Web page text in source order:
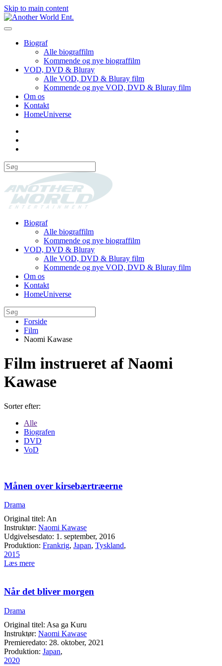
Skip to main content
Biograf
Alle biograffilm
Kommende og nye biograffilm
VOD, DVD & Bluray
Alle VOD, DVD & Bluray film
Kommende og nye VOD, DVD & Bluray film
Om os
Kontakt
HomeUniverse
Biograf
Alle biograffilm
Kommende og nye biograffilm
VOD, DVD & Bluray
Alle VOD, DVD & Bluray film
Kommende og nye VOD, DVD & Bluray film
Om os
Kontakt
HomeUniverse
Forside
Film
Naomi Kawase
Film instrueret af Naomi
Kawase
Sorter efter:
Alle
Biografen
DVD
VoD
Månen over kirsebærtræerne
Drama
Original titel: An
Instruktør: Naomi Kawase
Udgivelsesdato: 1. september, 2016
Produktion: Frankrig, Japan, Tyskland,
2015
Læs mere
Når det bliver morgen
Drama
Original titel: Asa ga Kuru
Instruktør: Naomi Kawase
Premieredato: 28. oktober, 2021
Produktion: Japan,
2020